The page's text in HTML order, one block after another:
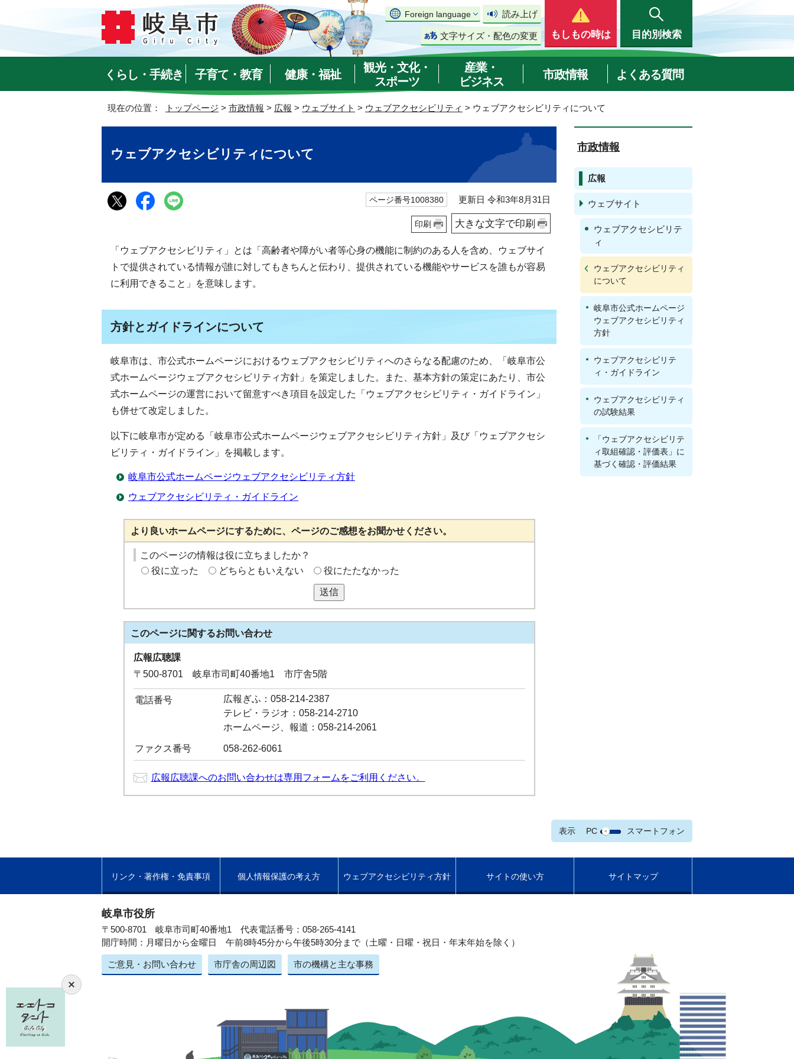
Foreign language 読み上げ
文字サイズ・配色の変更 もしもの時は 目的別検索
くらし・手続き 子育て・教育 健康・福祉
観光・文化・
スポーツ
産業・
ビジネス
市政情報 よくある質問
現在の位置： トップページ > 市政情報 > 広報 > ウェブサイト > ウェブアクセシビリティ > ウェブアクセシビリティについて
ウェブアクセシビリティについて
ページ番号1008380 更新日 令和3年8月31日
印刷 大きな文字で印刷
「ウェブアクセシビリティ」とは「高齢者や障がい者等心身の機能に制約のある人を含め、ウェブサイ
トで提供されている情報が誰に対してもきちんと伝わり、提供されている機能やサービスを誰もが容易
に利用できること」を意味します。
方針とガイドラインについて
岐阜市は、市公式ホームページにおけるウェブアクセシビリティへのさらなる配慮のため、「岐阜市公
式ホームページウェブアクセシビリティ方針」を策定しました。また、基本方針の策定にあたり、市公
式ホームページの運営において留意すべき項目を設定した「ウェブアクセシビリティ・ガイドライン」
も併せて改定しました。
以下に岐阜市が定める「岐阜市公式ホームページウェブアクセシビリティ方針」及び「ウェブアクセシ
ビリティ・ガイドライン」を掲載します。
岐阜市公式ホームページウェブアクセシビリティ方針
ウェブアクセシビリティ・ガイドライン
より良いホームページにするために、ページのご感想をお聞かせください。
このページの情報は役に立ちましたか？
役に立った
どちらともいえない 役にたたなかった
送信
このページに関するお問い合わせ
広報広聴課
〒500-8701 岐阜市司町40番地1 市庁舎5階
電話番号
広報ぎふ：058-214-2387
テレビ・ラジオ：058-214-2710
ホームページ、報道：058-214-2061
ファクス番号 058-262-6061
広報広聴課へのお問い合わせは専用フォームをご利用ください。
市政情報
広報
ウェブサイト
ウェブアクセシビリテ
ィ
ウェブアクセシビリティ
について
岐阜市公式ホームページ
ウェブアクセシビリティ
方針
ウェブアクセシビリテ
ィ・ガイドライン
ウェブアクセシビリティ
の試験結果
「ウェブアクセシビリテ
ィ取組確認・評価表」に
基づく確認・評価結果
表示 PC スマートフォン
リンク・著作権・免責事項 個人情報保護の考え方 ウェブアクセシビリティ方針 サイトの使い方 サイトマップ
岐阜市役所
〒500-8701 岐阜市司町40番地1 代表電話番号：058-265-4141
開庁時間：月曜日から金曜日 午前8時45分から午後5時30分まで（土曜・日曜・祝日・年末年始を除く）
ご意見・お問い合わせ 市庁舎の周辺図 市の機構と主な事務